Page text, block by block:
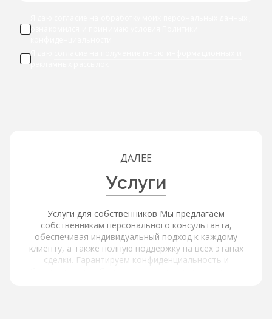
ознакомился и принимаю условия
Я даю
рекламных рассылок
ДАЛЕЕ
Услуги
Услуги для собственников Мы предлагаем
собственникам персонального консультанта,
обеспечивая индивидуальный подход к каждому
клиенту, а также полную поддержку на всех этапах
сделки. Гарантируем конфиденциальность и